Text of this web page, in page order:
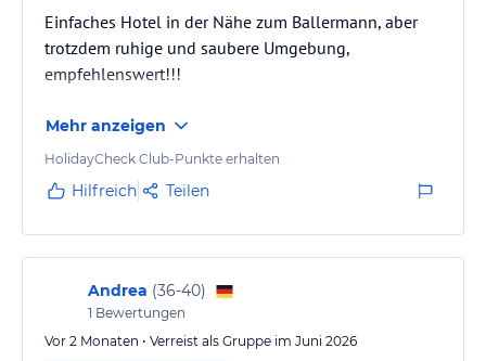
Einfaches Hotel in der Nähe zum Ballermann, aber
trotzdem ruhige und saubere Umgebung,
empfehlenswert!!!
Mehr anzeigen
HolidayCheck Club-Punkte erhalten
Hilfreich Teilen
Andrea (36-40)
1 Bewertungen
Vor 2 Monaten • Verreist als Gruppe im Juni 2026